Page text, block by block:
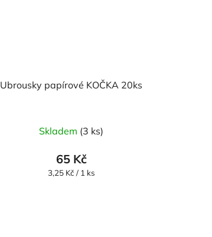
Ubrousky papírové KOČKA 20ks
Skladem (3 ks)
65 Kč
Měrná
3,25 Kč / 1 ks